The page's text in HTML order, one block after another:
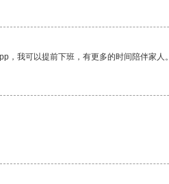
我可以提前下班，有更多的时间陪伴家人。